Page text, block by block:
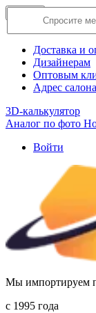
О компании
Доставка и
Дизайнерам
Оптовым
Адрес салона
3D-калькулятор
Аналог по фото
Войти
Мы импортируем
c 1995 года